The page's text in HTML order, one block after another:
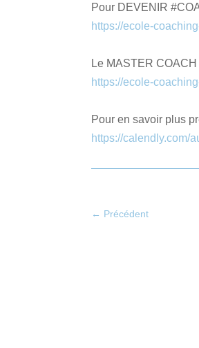
Pour DEVENIR
https://ecole-
Le MASTER
https://ecole-
Pour en savoir plus
https://calendly.com/
← Précédent